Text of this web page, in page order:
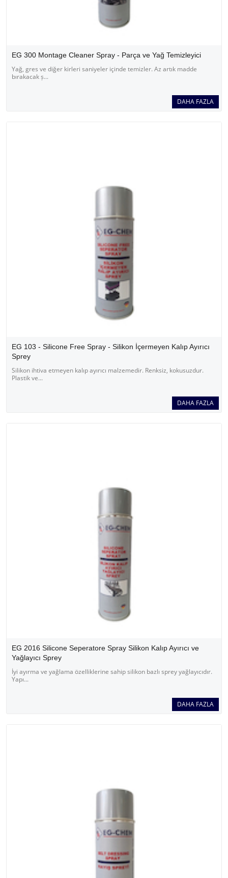
EG 300 Montage Cleaner Spray - Parça ve Yağ Temizleyici
Yağ, gres ve diğer kirleri saniyeler içinde temizler. Az artık madde
bırakacak ș...
DAHA FAZLA
EG 103 - Silicone Free Spray - Silikon İçermeyen Kalıp Ayırıcı
Sprey
Silikon ihtiva etmeyen kalıp ayırıcı malzemedir. Renksiz, kokusuzdur.
Plastik ve...
DAHA FAZLA
EG 2016 Silicone Seperatore Spray Silikon Kalıp Ayırıcı ve
Yağlayıcı Sprey
İyi ayırma ve yağlama özelliklerine sahip silikon bazlı sprey yağlayıcıdır.
Yapı...
DAHA FAZLA